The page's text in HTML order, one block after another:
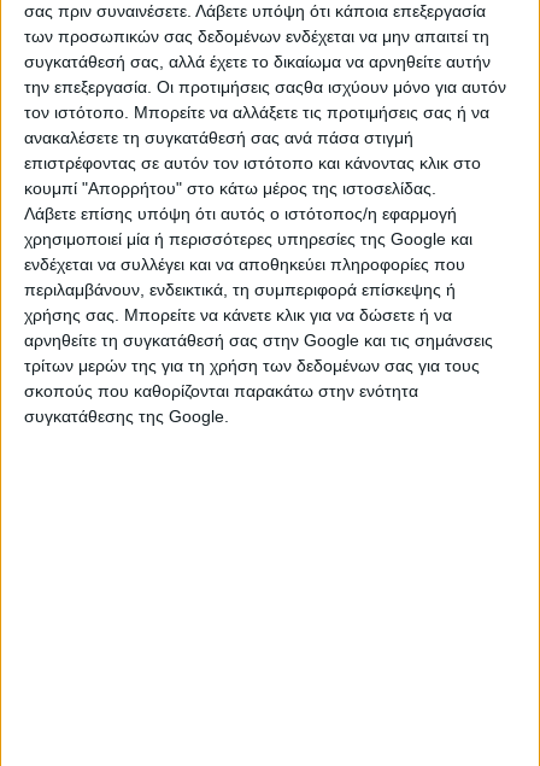
σας πριν συναινέσετε. Λάβετε υπόψη ότι κάποια επεξεργασία
των προσωπικών σας δεδομένων ενδέχεται να μην απαιτεί τη
συγκατάθεσή σας, αλλά έχετε το δικαίωμα να αρνηθείτε αυτήν
την επεξεργασία. Οι προτιμήσεις σαςθα ισχύουν μόνο για αυτόν
τον ιστότοπο. Μπορείτε να αλλάξετε τις προτιμήσεις σας ή να
ανακαλέσετε τη συγκατάθεσή σας ανά πάσα στιγμή
επιστρέφοντας σε αυτόν τον ιστότοπο και κάνοντας κλικ στο
κουμπί "Απορρήτου" στο κάτω μέρος της ιστοσελίδας.
Λάβετε επίσης υπόψη ότι αυτός ο ιστότοπος/η εφαρμογή
χρησιμοποιεί μία ή περισσότερες υπηρεσίες της Google και
ενδέχεται να συλλέγει και να αποθηκεύει πληροφορίες που
περιλαμβάνουν, ενδεικτικά, τη συμπεριφορά επίσκεψης ή
χρήσης σας. Μπορείτε να κάνετε κλικ για να δώσετε ή να
αρνηθείτε τη συγκατάθεσή σας στην Google και τις σημάνσεις
τρίτων μερών της για τη χρήση των δεδομένων σας για τους
σκοπούς που καθορίζονται παρακάτω στην ενότητα
συγκατάθεσης της Google.